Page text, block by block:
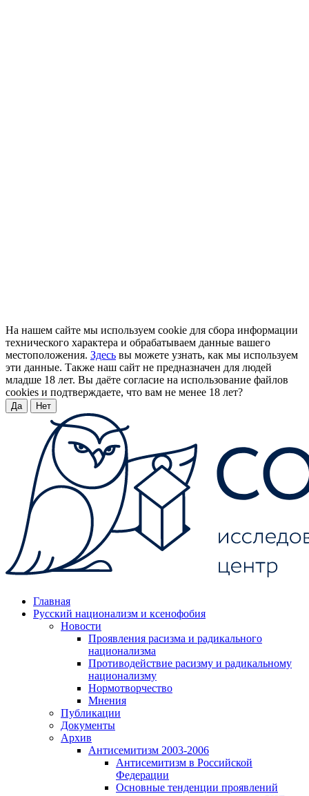
На нашем сайте мы используем cookie для сбора информации
технического характера и обрабатываем данные вашего
местоположения. Здесь вы можете узнать, как мы используем
эти данные. Также наш сайт не предназначен для людей
младше 18 лет. Вы даёте согласие на использование файлов
cookies и подтверждаете, что вам не менее 18 лет?
Да Нет
Главная
Русский национализм и ксенофобия
Новости
Проявления расизма и радикального
национализма
Противодействие расизму и радикальному
национализму
Нормотворчество
Мнения
Публикации
Документы
Архив
Антисемитизм 2003-2006
Антисемитизм в Российской
Федерации
Основные тенденции проявлений